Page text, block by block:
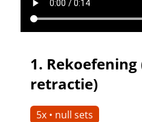
1.
retractie)
5x • null sets